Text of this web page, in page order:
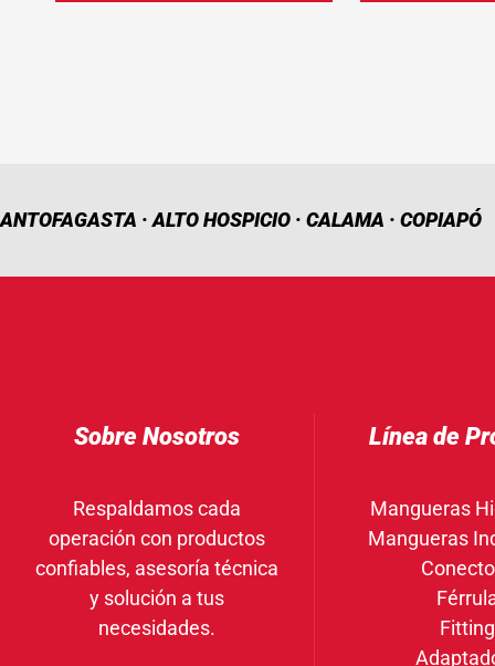
ANTOFAGASTA · ALTO HOSPICIO · CALAMA · COPIAPÓ
Sobre Nosotros
Respaldamos cada
operación con productos
confiables, asesoría técnica
y solución a tus
necesidades.
Línea de
Mangueras
Mangueras